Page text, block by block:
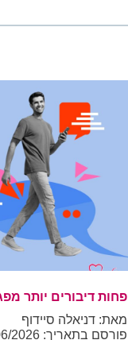
פחות דיבורים יותר
מאת: דניאלה סיידוף
פורסם בתאריך: 29/06/2026 14:39:28